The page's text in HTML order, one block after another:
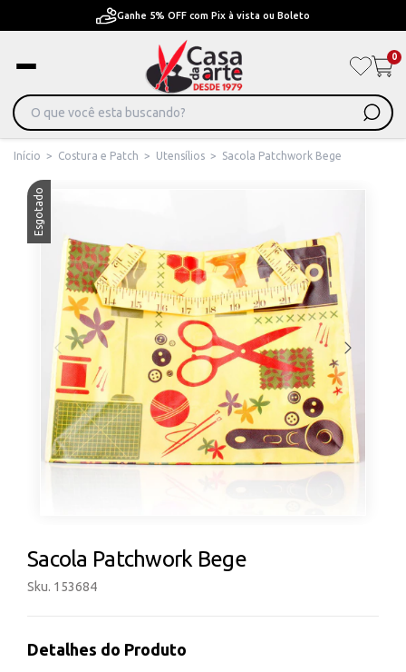
Ganhe 5% OFF com Pix à vista ou Boleto
0
Início > Costura e Patch > Utensílios > Sacola Patchwork Bege
Esgotado
Sacola Patchwork Bege
Sku. 153684
Detalhes do Produto